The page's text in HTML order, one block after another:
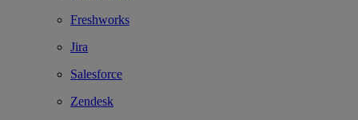
Freshworks
Jira
Salesforce
Zendesk